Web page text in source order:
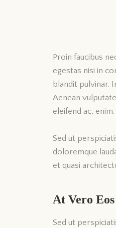
Proin faucibus
egestas nisi in
blandit pulvinar.
Aenean
eleifend ac, enim.
Sed ut
doloremque
et quasi
At Vero
Sed ut